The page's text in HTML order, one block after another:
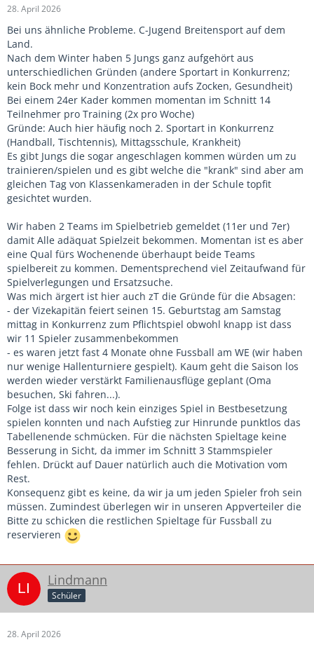
28. April 2026
Bei uns ähnliche Probleme. C-Jugend Breitensport auf dem
Land.
Nach dem Winter haben 5 Jungs ganz aufgehört aus
unterschiedlichen Gründen (andere Sportart in Konkurrenz;
kein Bock mehr und Konzentration aufs Zocken, Gesundheit)
Bei einem 24er Kader kommen momentan im Schnitt 14
Teilnehmer pro Training (2x pro Woche)
Gründe: Auch hier häufig noch 2. Sportart in Konkurrenz
(Handball, Tischtennis), Mittagsschule, Krankheit)
Es gibt Jungs die sogar angeschlagen kommen würden um zu
trainieren/spielen und es gibt welche die "krank" sind aber am
gleichen Tag von Klassenkameraden in der Schule topfit
gesichtet wurden.
Wir haben 2 Teams im Spielbetrieb gemeldet (11er und 7er)
damit Alle adäquat Spielzeit bekommen. Momentan ist es aber
eine Qual fürs Wochenende überhaupt beide Teams
spielbereit zu kommen. Dementsprechend viel Zeitaufwand für
Spielverlegungen und Ersatzsuche.
Was mich ärgert ist hier auch zT die Gründe für die Absagen:
- der Vizekapitän feiert seinen 15. Geburtstag am Samstag
mittag in Konkurrenz zum Pflichtspiel obwohl knapp ist dass
wir 11 Spieler zusammenbekommen
- es waren jetzt fast 4 Monate ohne Fussball am WE (wir haben
nur wenige Hallenturniere gespielt). Kaum geht die Saison los
werden wieder verstärkt Familienausflüge geplant (Oma
besuchen, Ski fahren...).
Folge ist dass wir noch kein einziges Spiel in Bestbesetzung
spielen konnten und nach Aufstieg zur Hinrunde punktlos das
Tabellenende schmücken. Für die nächsten Spieltage keine
Besserung in Sicht, da immer im Schnitt 3 Stammspieler
fehlen. Drückt auf Dauer natürlich auch die Motivation vom
Rest.
Konsequenz gibt es keine, da wir ja um jeden Spieler froh sein
müssen. Zumindest überlegen wir in unseren Appverteiler die
Bitte zu schicken die restlichen Spieltage für Fussball zu
reservieren
Lindmann
Schüler
28. April 2026